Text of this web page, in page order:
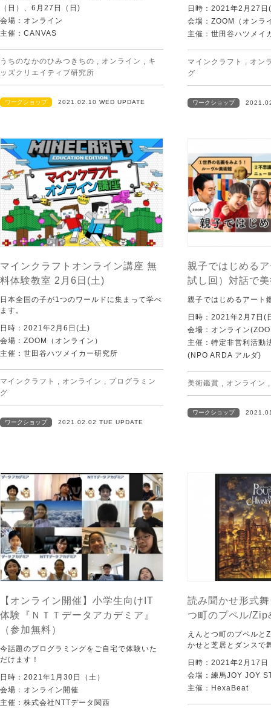
（日）、6月27日（日)
会場：オンライン
主催：CANVAS
うちのなかのひみつきちの , オンライン , キ
ッズクリエイティブ研究所
ワークショップ 2021.02.10 WED UPDATE
日時：2021年2月27日
会場：ZOOM（オンラ
主催：世田谷ハツメイ
マインクラフト , オン
グ
ワークショップ
マインクラフトオンライン講座 無
料体験教室 2月6日(土)
日本全国の子が1つのワールドに集まって学べ
ます。
日時：2021年2月6日(土)
会場：ZOOM（オンライン）
主催：世田谷ハツメイカー研究所
マインクラフト , オンライン , プログラミン
グ
ワークショップ 2021.02.02 TUE UPDATE
親子ではじめる
試し回）対話で
親子ではじめるアート
日時：2021年2月7日(
会場：オンライン
主催：特定非営利活動
(NPO ARDA アルダ)
美術鑑賞 , オンライン
ワークショップ
【オンライン開催】小学生向けIT
体験『ＮＴＴデータアカデミア』
（参加無料）
今話題のプログラミングをご自宅で体験いた
だけます！
日時：2021年1月30日（土）
会場：オンライン開催
主催：株式会社NTTデータ関西
読み聞かせ形式
つ町のプペル/
えんとつ町のプペル
かせと芝居とダンスで
日時：2021年2月17日
会場：練馬JOY JOY
主催：HexaBeat